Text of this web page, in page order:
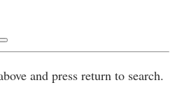
and press return to search.